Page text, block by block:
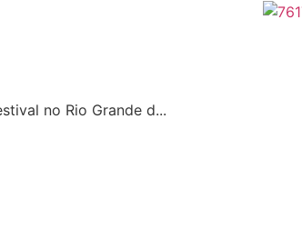
no Rio Grande d...